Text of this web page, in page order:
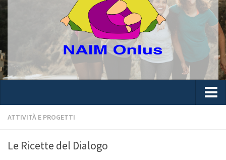
Home
Chi siamo
ATTIVITÀ E PROGETTI
Le Ricette del Dialogo